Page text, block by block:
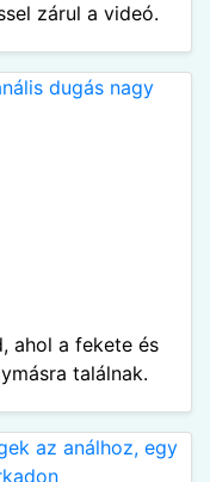
zárul a videó.
ahol a fekete és
találnak.